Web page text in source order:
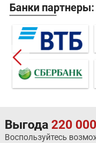
Банки партнеры:
Выгода 220
Воспользуйтесь